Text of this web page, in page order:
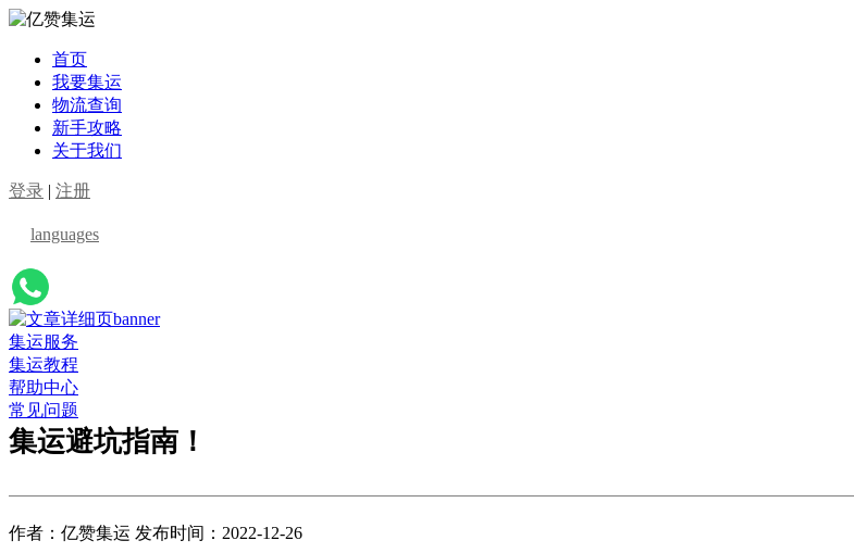
首页
我要集运
物流查询
新手攻略
关于我们
登录 | 注册
languages
集运服务
集运教程
帮助中心
常见问题
集运避坑指南！
作者：亿赞集运 发布时间：2022-12-26